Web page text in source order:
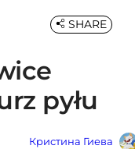
pyłu
Кристина Гиева
SHARE